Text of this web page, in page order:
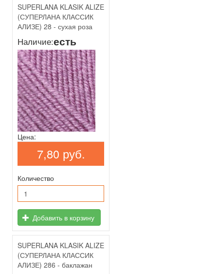
SUPERLANA KLASIK ALIZE
(СУПЕРЛАНА КЛАССИК
АЛИЗЕ) 28 - сухая роза
Наличие:есть
Цена:
7,80 руб.
Количество
Добавить в корзину
SUPERLANA KLASIK ALIZE
(СУПЕРЛАНА КЛАССИК
АЛИЗЕ) 286 - баклажан